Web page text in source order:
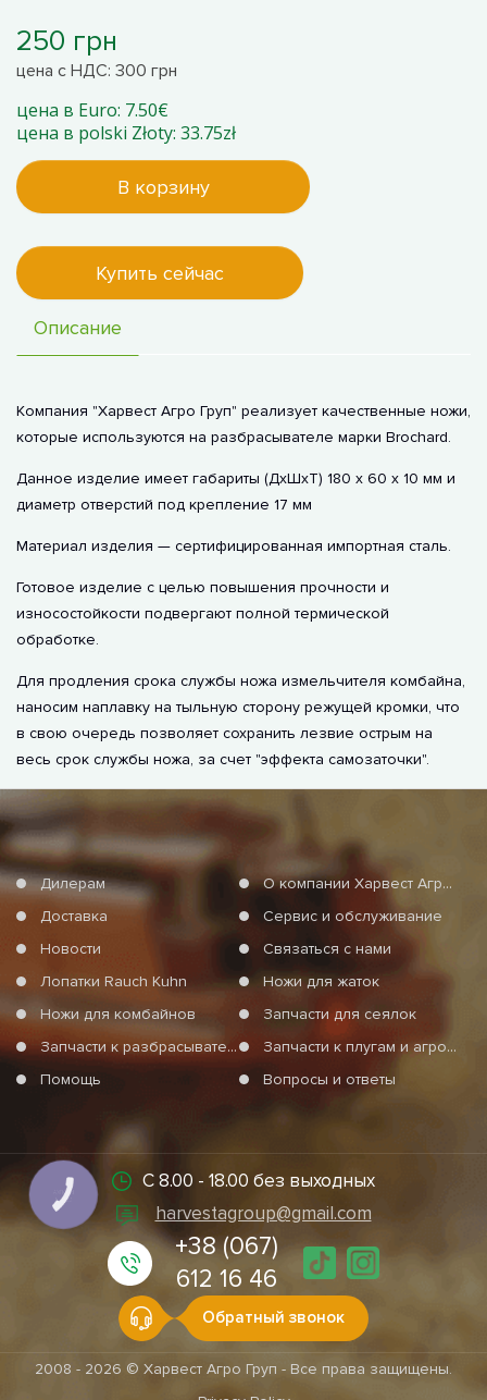
250 грн
цена с НДС: 300 грн
цена в Euro: 7.50€
цена в polski Złoty: 33.75zł
В корзину
Купить сейчас
Описание
Компания "Харвест Агро Груп" реализует качественные ножи,
которые используются на разбрасывателе марки Brochard.
Данное изделие имеет габариты (ДхШxТ) 180 х 60 х 10 мм и
диаметр отверстий под крепление 17 мм
Материал изделия — сертифицированная импортная сталь.
Готовое изделие с целью повышения прочности и
износостойкости подвергают полной термической
обработке.
Для продления срока службы ножа измельчителя комбайна,
наносим наплавку на тыльную сторону режущей кромки, что
в свою очередь позволяет сохранить лезвие острым на
весь срок службы ножа, за счет "эффекта самозаточки".
Дилерам
О компании Харвест Агро Груп
Доставка
Сервис и обслуживание
Новости
Связаться с нами
Лопатки Rauch Kuhn
Ножи для жаток
Ножи для комбайнов
Запчасти для сеялок
Запчасти к разбрасывателям минеральных удобрений
Запчасти к плугам и агротехнике
Помощь
Вопросы и ответы
С 8.00 - 18.00 без выходных
harvestagroup@gmail.com
+38 (067)
612 16 46
Обратный звонок
2008 - 2026 © Харвест Агро Груп - Все права защищены.
КНОПКА
СВЯЗИ